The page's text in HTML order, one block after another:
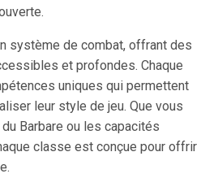
système de combat, offrant des
et profondes. Chaque
uniques qui permettent
leur style de jeu. Que vous
Barbare ou les capacités
classe est conçue pour offrir